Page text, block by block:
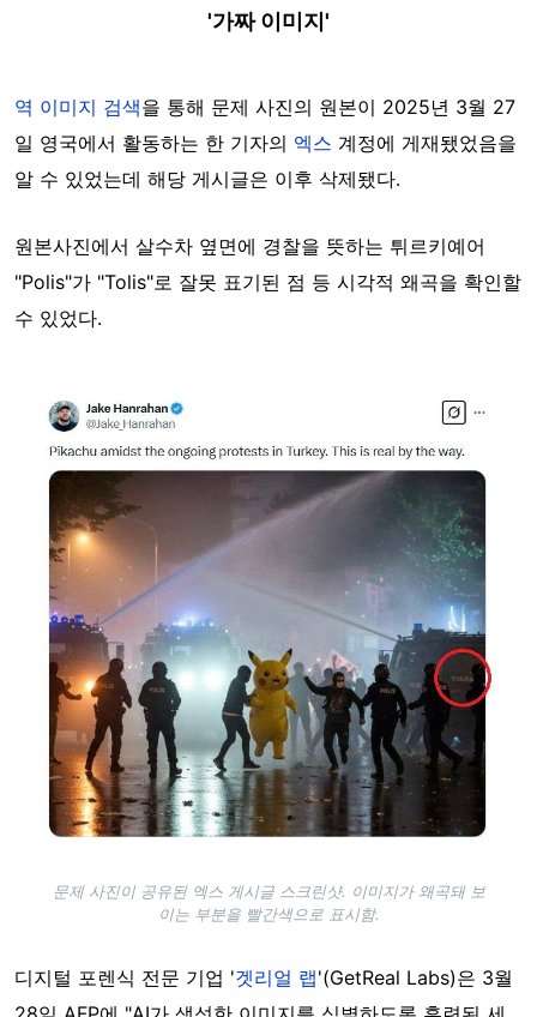
'가짜 이미지'
역 이미지 검색을 통해 문제 사진의 원본이 2025년 3월 27
일 영국에서 활동하는 한 기자의 엑스 계정에 게재됐었음을
알 수 있었는데 해당 게시글은 이후 삭제됐다.
원본사진에서 살수차 옆면에 경찰을 뜻하는 튀르키예어
"Polis"가 "Tolis"로 잘못 표기된 점 등 시각적 왜곡을 확인할
수 있었다.
Image
문제 사진이 공유된 엑스 게시글 스크린샷. 이미지가 왜곡돼 보
이는 부분을 빨간색으로 표시함.
디지털 포렌식 전문 기업 '겟리얼 랩'(GetReal Labs)은 3월